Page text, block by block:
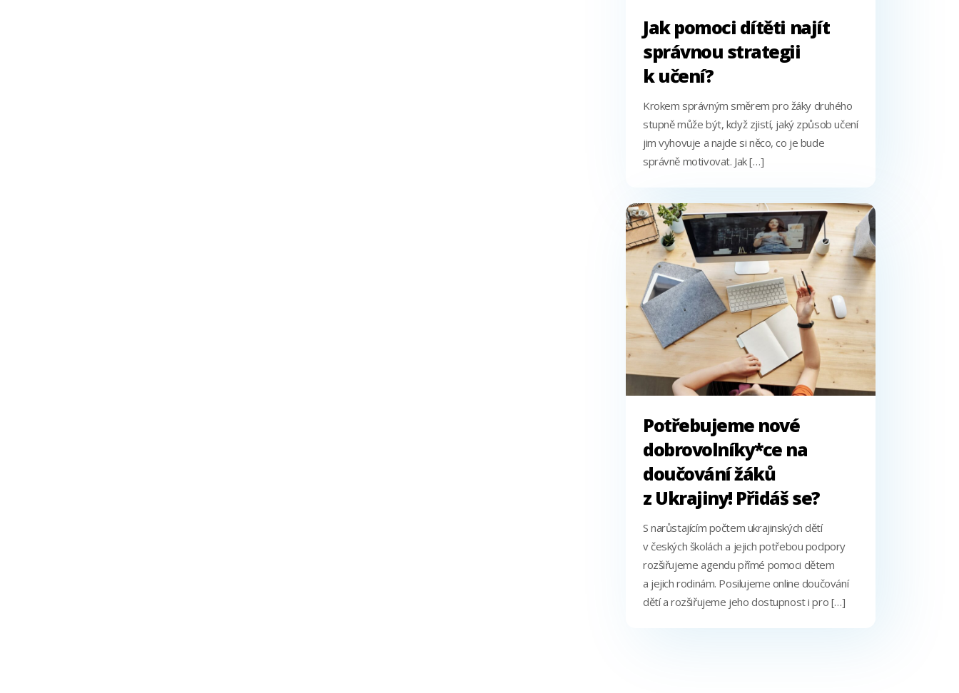
Jak pomoci dítěti najít
správnou strategii
k učení?
Krokem správným směrem pro žáky druhého
stupně může být, když zjistí, jaký způsob učení
jim vyhovuje a najde si něco, co je bude
správně motivovat. Jak […]
Potřebujeme nové
dobrovolníky*ce na
doučování žáků
z Ukrajiny! Přidáš se?
S narůstajícím počtem ukrajinských dětí
v českých školách a jejich potřebou podpory
rozšiřujeme agendu přímé pomoci dětem
a jejich rodinám. Posilujeme online doučování
dětí a rozšiřujeme jeho dostupnost i pro […]